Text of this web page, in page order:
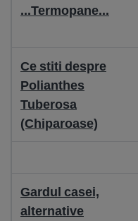
...Termopane...
Ce stiti despre
Polianthes
Tuberosa
(Chiparoase)
Gardul casei,
alternative